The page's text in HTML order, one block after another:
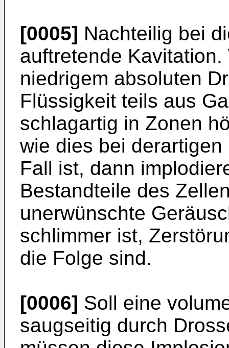
[0005] Nachteilig bei
auftretende
niedrigem absoluten
Flüssigkeit teils aus
schlagartig in Zonen
wie dies bei
Fall ist, dann
Bestandteile des
unerwünschte
schlimmer ist,
die Folge sind.
[0006] Soll eine
saugseitig durch